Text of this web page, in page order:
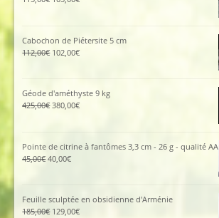
115,00€.
est :
105,00€.
Cabochon de Piétersite 5 cm
112,00€ Le
était :
112,00€.
102,00€Le
102,00€.
Géode d'améthyste 9 kg
425,00€ Le
425,00€.
380,00€Le
est :
380,00€.
Pointe de citrine à fantômes 3,3 cm - 26 g - qualité AA
45,00€Le
45,00€.
40,00€Le
est :
40,00€.
Feuille sculptée en obsidienne d'Arménie
185,00€ Le
129,00€Le